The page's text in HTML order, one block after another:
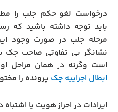
درخواست لغو حکم جلب را
باید توجه داشته باشید که
مرحله جلب در صورت وجود
نشانگر بی تفاوتی صاحب چک
است وگرنه در همان مراحل
ابطال اجراییه چک پرونده را
ایرادات در احراز هویت یا